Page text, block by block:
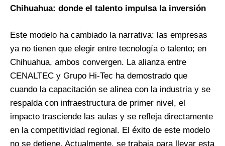
Chihuahua: donde el talento impulsa la inversión
Este modelo ha cambiado la narrativa: las empresas
ya no tienen que elegir entre tecnología o talento; en
Chihuahua, ambos convergen. La alianza entre
CENALTEC y Grupo Hi-Tec ha demostrado que
cuando la capacitación se alinea con la industria y se
respalda con infraestructura de primer nivel, el
impacto trasciende las aulas y se refleja directamente
en la competitividad regional. El éxito de este modelo
no se detiene. Actualmente, se trabaja para llevar esta